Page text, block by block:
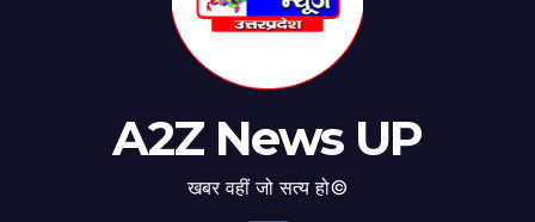
A2Z News UP
खबर वहीं जो सत्य हो©